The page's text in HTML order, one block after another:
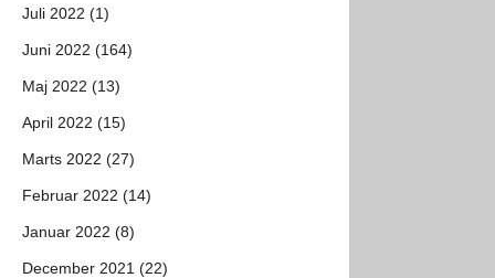
Juli 2022 (1)
Juni 2022 (164)
Maj 2022 (13)
April 2022 (15)
Marts 2022 (27)
Februar 2022 (14)
Januar 2022 (8)
December 2021 (22)